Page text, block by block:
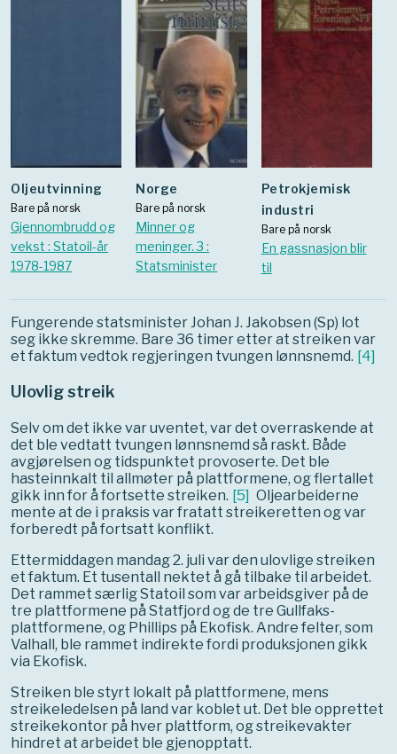
oljeutvinning
Bare på norsk
Gjennombrudd og
vekst : Statoil-år
1978-1987
Norge
Bare på norsk
Minner og
meninger. 3 :
Statsminister
Petrokjemisk
industri
Bare på norsk
En gassnasjon blir
til
Fungerende statsminister Johan J. Jakobsen (Sp) lot
seg ikke skremme. Bare 36 timer etter at streiken var
et faktum vedtok regjeringen tvungen lønnsnemd. [4]
Ulovlig streik
Selv om det ikke var uventet, var det overraskende at
det ble vedtatt tvungen lønnsnemd så raskt. Både
avgjørelsen og tidspunktet provoserte. Det ble
hasteinnkalt til allmøter på plattformene, og flertallet
gikk inn for å fortsette streiken. [5] Oljearbeiderne
mente at de i praksis var fratatt streikeretten og var
forberedt på fortsatt konflikt.
Ettermiddagen mandag 2. juli var den ulovlige streiken
et faktum. Et tusentall nektet å gå tilbake til arbeidet.
Det rammet særlig Statoil som var arbeidsgiver på de
tre plattformene på Statfjord og de tre Gullfaks-
plattformene, og Phillips på Ekofisk. Andre felter, som
Valhall, ble rammet indirekte fordi produksjonen gikk
via Ekofisk.
Streiken ble styrt lokalt på plattformene, mens
streikeledelsen på land var koblet ut. Det ble opprettet
streikekontor på hver plattform, og streikevakter
hindret at arbeidet ble gjenopptatt.